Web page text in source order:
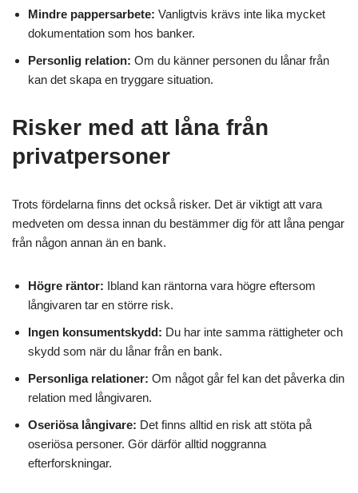
Mindre pappersarbete: Vanligtvis krävs inte lika mycket
dokumentation som hos banker.
Personlig relation: Om du känner personen du lånar från
kan det skapa en tryggare situation.
Risker med att låna från
privatpersoner
Trots fördelarna finns det också risker. Det är viktigt att vara
medveten om dessa innan du bestämmer dig för att låna pengar
från någon annan än en bank.
Högre räntor: Ibland kan räntorna vara högre eftersom
långivaren tar en större risk.
Ingen konsumentskydd: Du har inte samma rättigheter och
skydd som när du lånar från en bank.
Personliga relationer: Om något går fel kan det påverka din
relation med långivaren.
Oseriösa långivare: Det finns alltid en risk att stöta på
oseriösa personer. Gör därför alltid noggranna
efterforskningar.